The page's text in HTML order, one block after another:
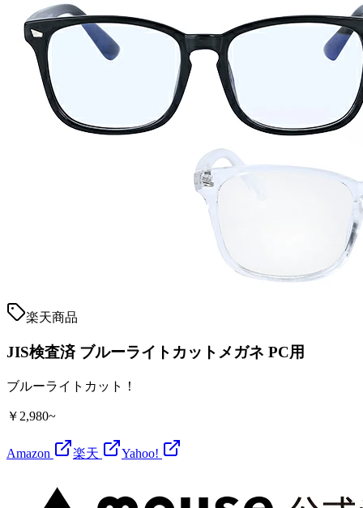
楽天商品
JIS検査済 ブルーライトカットメガネ PC用
ブルーライトカット！
￥2,980~
Amazon 楽天 Yahoo!